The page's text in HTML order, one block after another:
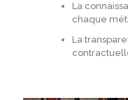
La
chaque
La